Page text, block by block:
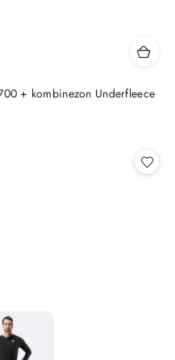
+ kombinezon Underfleece